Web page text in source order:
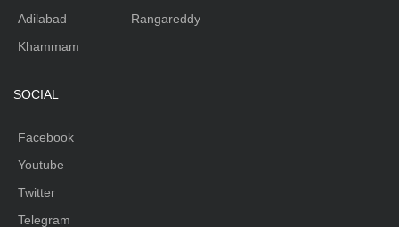
Adilabad
Khammam
Rangareddy
SOCIAL
Facebook
Youtube
Twitter
Telegram